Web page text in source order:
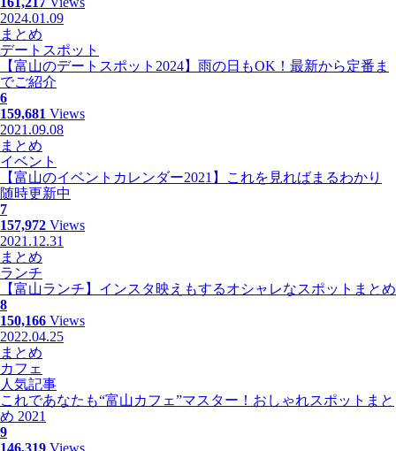
2024.01.09
まとめ
デートスポット
【富山のデートスポット2024】雨の日もOK！最新から定番ま
でご紹介
6
159,681 Views
2021.09.08
まとめ
イベント
【富山のイベントカレンダー2021】これを見ればまるわかり
随時更新中
7
157,972 Views
2021.12.31
まとめ
ランチ
【富山ランチ】インスタ映えもするオシャレなスポットまとめ
8
150,166 Views
2022.04.25
まとめ
カフェ
人気記事
これであなたも“富山カフェ”マスター！おしゃれスポットまと
め 2021
9
146,319 Views